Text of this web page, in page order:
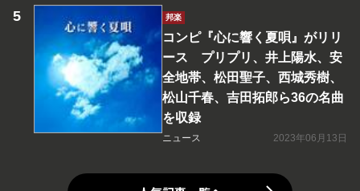
邦楽
コンピ『心に響く夏唄』がリリ
ース プリプリ、井上陽水、安
全地帯、松田聖子、西城秀樹、
松山千春、吉田拓郎ら36の名曲
を収録
ニュース 2023年06月13日